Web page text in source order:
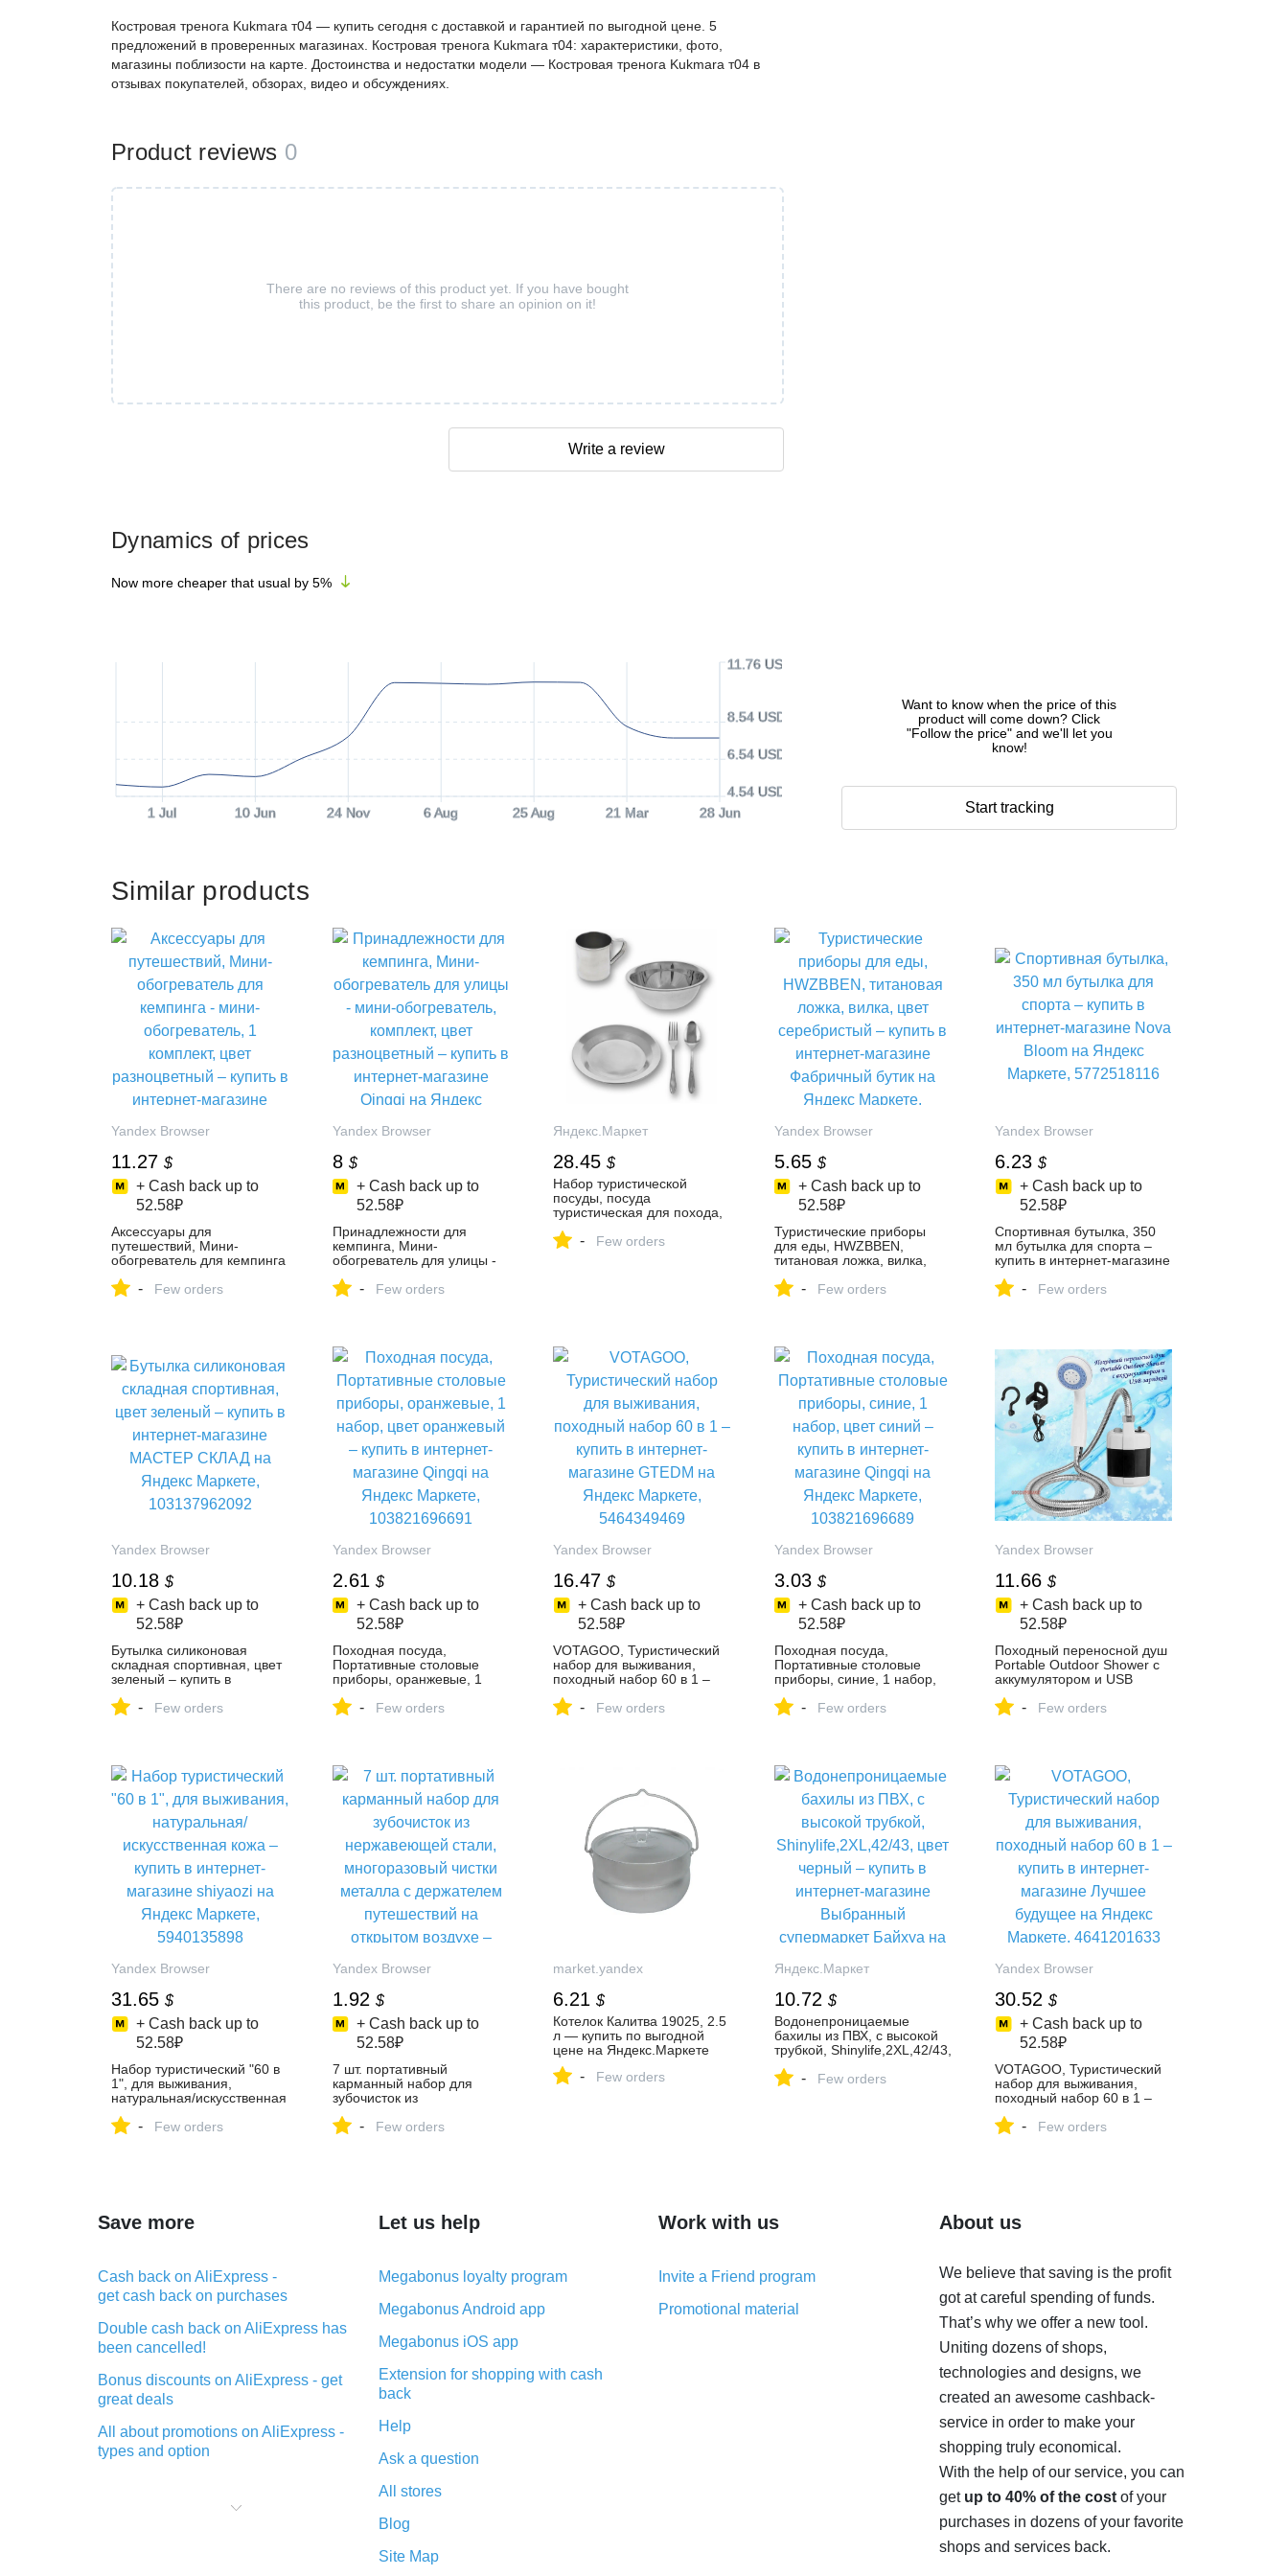
Dynamics of prices
Now more cheaper that usual by 5%
1 Jul 10 Jun 24 Nov 6 Aug 25 Aug 21 Mar 28 Jun
4.54 USD
6.54 USD
8.54 USD
11.76 USD
Want to know when the price of this
product will come down? Click
"Follow the price" and we'll let you
know!
Start tracking
Костровая тренога Kukmara т04 — купить сегодня c доставкой и гарантией по выгодной цене. 5
предложений в проверенных магазинах. Костровая тренога Kukmara т04: характеристики, фото,
магазины поблизости на карте. Достоинства и недостатки модели — Костровая тренога Kukmara т04 в
отзывах покупателей, обзорах, видео и обсуждениях.
Product reviews 0
There are no reviews of this product yet. If you have bought
this product, be the first to share an opinion on it!
Write a review
Similar products
Yandex Browser
11.27 $
+ Cash back up to
52.58₽
Аксессуары для
путешествий, Мини-
обогреватель для кемпинга
комплект, цвет
- Few orders
Yandex Browser
8 $
+ Cash back up to
52.58₽
Принадлежности для
кемпинга, Мини-
обогреватель для улицы -
комплект, цвет
4339287237
- Few orders
Яндекс.Маркет
28.45 $
Набор туристической
посуды, посуда
туристическая для похода,
нерж.сталь — купить по
- Few orders
Yandex Browser
5.65 $
+ Cash back up to
52.58₽
Туристические приборы
для еды, HWZBBEN,
титановая ложка, вилка,
в интернет-магазине
- Few orders
Yandex Browser
6.23 $
+ Cash back up to
52.58₽
Спортивная бутылка, 350
мл бутылка для спорта –
купить в интернет-магазине
Маркете, 5772518116
- Few orders
Yandex Browser
10.18 $
+ Cash back up to
52.58₽
Бутылка силиконовая
складная спортивная, цвет
зеленый – купить в
МАСТЕР СКЛАД на Яндекс
- Few orders
Yandex Browser
2.61 $
+ Cash back up to
52.58₽
Походная посуда,
Портативные столовые
приборы, оранжевые, 1
купить в интернет-магазине
- Few orders
Yandex Browser
16.47 $
+ Cash back up to
52.58₽
VOTAGOO, Туристический
набор для выживания,
походный набор 60 в 1 –
GTEDM на Яндекс
- Few orders
Yandex Browser
3.03 $
+ Cash back up to
52.58₽
Походная посуда,
Портативные столовые
приборы, синие, 1 набор,
интернет-магазине Qingqi
- Few orders
Yandex Browser
11.66 $
+ Cash back up to
52.58₽
Походный переносной душ
Portable Outdoor Shower с
аккумулятором и USB
интернет-магазине
- Few orders
Yandex Browser
31.65 $
+ Cash back up to
52.58₽
Набор туристический "60 в
1", для выживания,
натуральная/искусственная
магазине shiyaozi на
- Few orders
Yandex Browser
1.92 $
+ Cash back up to
52.58₽
7 шт. портативный
карманный набор для
зубочисток из
многоразовый чистки
103699416019
- Few orders
market.yandex
6.21 $
Котелок Калитва 19025, 2.5
л — купить по выгодной
цене на Яндекс.Маркете
- Few orders
Яндекс.Маркет
10.72 $
Водонепроницаемые
бахилы из ПВХ, с высокой
трубкой, Shinylife,2XL,42/43,
интернет-магазине
- Few orders
Yandex Browser
30.52 $
+ Cash back up to
52.58₽
VOTAGOO, Туристический
набор для выживания,
походный набор 60 в 1 –
Лучшее будущее на Яндекс
- Few orders
Save more
Cash back on AliExpress -
get cash back on purchases
Double cash back on AliExpress has
been cancelled!
Bonus discounts on AliExpress - get
great deals
All about promotions on AliExpress -
types and option
purchases on AliExpress - short and
Let us help
Megabonus loyalty program
Megabonus Android app
Megabonus iOS app
Extension for shopping with cash
back
Help
Ask a question
All stores
Blog
Site Map
Work with us
Invite a Friend program
Promotional material
About us
We believe that saving is the profit
got at careful spending of funds.
That’s why we offer a new tool.
Uniting dozens of shops,
technologies and designs, we
created an awesome cashback-
service in order to make your
shopping truly economical.
With the help of our service, you can
get up to 40% of the costof your
purchases in dozens of your favorite
shops and services back.